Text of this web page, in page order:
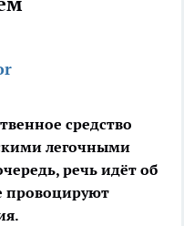
средство
легочными
речь идёт об
провоцируют